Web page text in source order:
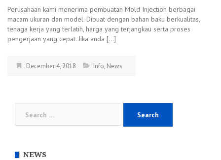
Perusahaan kami menerima pembuatan Mold Injection berbagai
macam ukuran dan model. Dibuat dengan bahan baku berkualitas,
tenaga kerja yang terlatih, harga yang terjangkau serta proses
pengerjaan yang cepat. Jika anda […]
December 4, 2018 Info, News
NEWS